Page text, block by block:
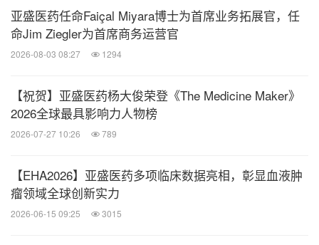
抗肿瘤活性，值得进一步研究。
壁报展示
olverembatinib (HQP1351) in patients with
succinate dehydrogenase (SDH)-deficient
奥雷巴替尼（HQP1351）治疗琥珀酸脱氢酶缺陷型
（SDH-）肿瘤患者的最新临床和转化研究结果
摘要编号：11539
亚盛医药任命Faiçal Miyara博士为首席业务拓展官，任
命Jim Ziegler为首席商务运营官
2026-08-03 08:27 1294
【祝贺】亚盛医药杨大俊荣登《The Medicine Maker》
2026全球最具影响力人物榜
2026-07-27 10:26 789
【EHA2026】亚盛医药多项临床数据亮相，彰显血液肿
瘤领域全球创新实力
2026-06-15 09:25 3015